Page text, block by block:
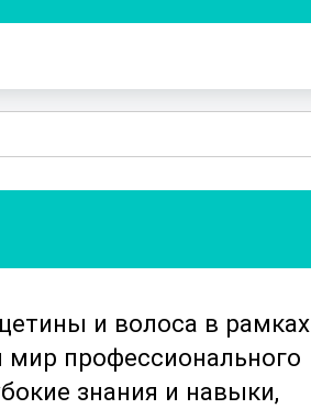
и волоса в рамках
мир профессионального
знания и навыки,